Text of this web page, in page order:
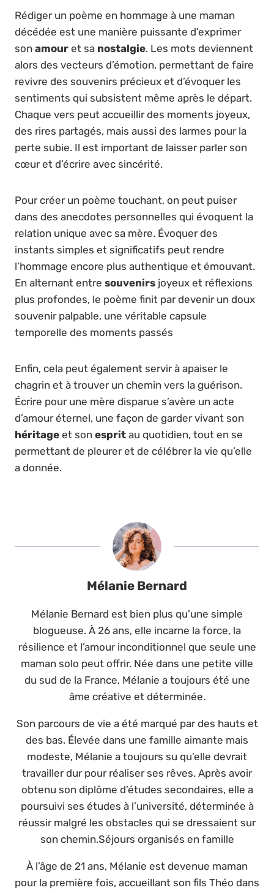
Rédiger un poème en hommage à une maman
décédée est une manière puissante d’exprimer
son amour et sa nostalgie. Les mots deviennent
alors des vecteurs d’émotion, permettant de faire
revivre des souvenirs précieux et d’évoquer les
sentiments qui subsistent même après le départ.
Chaque vers peut accueillir des moments joyeux,
des rires partagés, mais aussi des larmes pour la
perte subie. Il est important de laisser parler son
cœur et d’écrire avec sincérité.
Pour créer un poème touchant, on peut puiser
dans des anecdotes personnelles qui évoquent la
relation unique avec sa mère. Évoquer des
instants simples et significatifs peut rendre
l’hommage encore plus authentique et émouvant.
En alternant entre souvenirs joyeux et réflexions
plus profondes, le poème finit par devenir un doux
souvenir palpable, une véritable capsule
temporelle des moments passés
Enfin, cela peut également servir à apaiser le
chagrin et à trouver un chemin vers la guérison.
Écrire pour une mère disparue s’avère un acte
d’amour éternel, une façon de garder vivant son
héritage et son esprit au quotidien, tout en se
permettant de pleurer et de célébrer la vie qu’elle
a donnée.
Mélanie Bernard
Mélanie Bernard est bien plus qu’une simple
blogueuse. À 26 ans, elle incarne la force, la
résilience et l’amour inconditionnel que seule une
maman solo peut offrir. Née dans une petite ville
du sud de la France, Mélanie a toujours été une
âme créative et déterminée.
Son parcours de vie a été marqué par des hauts et
des bas. Élevée dans une famille aimante mais
modeste, Mélanie a toujours su qu’elle devrait
travailler dur pour réaliser ses rêves. Après avoir
obtenu son diplôme d’études secondaires, elle a
poursuivi ses études à l’université, déterminée à
réussir malgré les obstacles qui se dressaient sur
son chemin.Séjours organisés en famille
À l’âge de 21 ans, Mélanie est devenue maman
pour la première fois, accueillant son fils Théo dans